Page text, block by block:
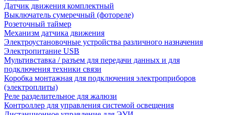
Датчик движения комплектный
Выключатель сумеречный (фотореле)
Розеточный таймер
Механизм датчика движения
Электроустановочные устройства различного назначения
Электропитание USB
Мультивставка / разъем для передачи данных и для
подключения техники связи
Коробка монтажная для подключения электроприборов
(электроплиты)
Реле разделительное для жалюзи
Контроллер для управления системой освещения